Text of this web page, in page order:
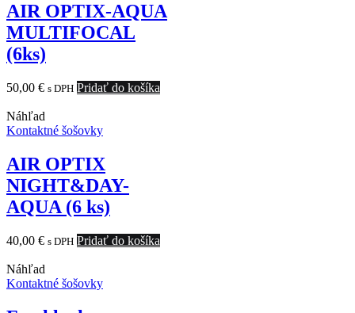
AIR OPTIX-AQUA
MULTIFOCAL
(6ks)
50,00 € s DPH Pridať do košíka
Náhľad
Kontaktné šošovky
AIR OPTIX
NIGHT&DAY-
AQUA (6 ks)
40,00 € s DPH Pridať do košíka
Náhľad
Kontaktné šošovky